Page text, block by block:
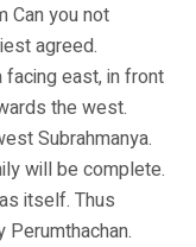
Can you not
agreed.
facing east, in front
the west.
Subrahmanya.
will be complete.
itself. Thus